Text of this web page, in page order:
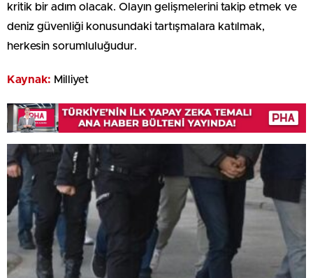
kritik bir adım olacak. Olayın gelişmelerini takip etmek ve
deniz güvenliği konusundaki tartışmalara katılmak,
herkesin sorumluluğudur.
Kaynak: Milliyet